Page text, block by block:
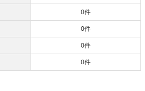
0件
0件
0件
0件